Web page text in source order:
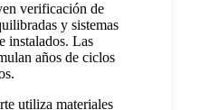
verificación de
y sistemas
instalados. Las
años de ciclos
utiliza materiales